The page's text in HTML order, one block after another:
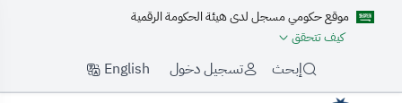
موقع حكومي مسجل لدى هيئة الحكومة الرقمية
كيف تتحقق
إبحث تسجيل دخول English